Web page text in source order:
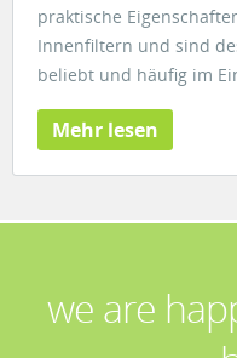
praktische
Innenfiltern und sind
beliebt und häufig im
Mehr lesen
we are